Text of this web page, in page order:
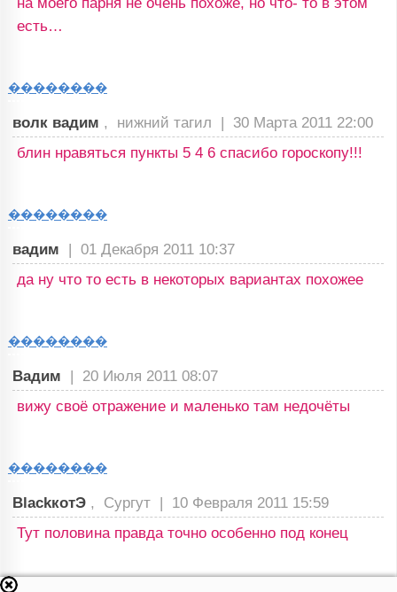
есть…
��������
волк вадим , нижний тагил | 30 Марта 2011 22:00
блин нравяться пункты 5 4 6 спасибо гороскопу!!!
��������
вадим | 01 Декабря 2011 10:37
да ну что то есть в некоторых вариантах похожее
��������
Вадим | 20 Июля 2011 08:07
вижу своё отражение и маленько там недочёты
��������
BlackкотЭ , Сургут | 10 Февраля 2011 15:59
Тут половина правда точно особенно под конец